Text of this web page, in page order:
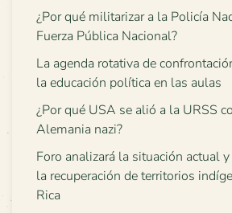
¿Por qué militarizar a la Policía
Fuerza Pública Nacional?
La agenda rotativa de
la educación política en las aulas
¿Por qué USA se alió a la URSS
Alemania nazi?
Foro analizará la situación actual
la recuperación de territorios
Rica